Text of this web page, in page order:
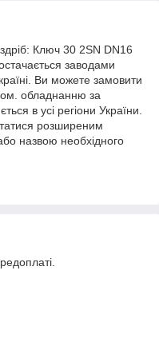
Ключ 30 2SN DN16
заводами
Ви можете замовити
обладнанню за
в усі регіони України.
розширеним
назвою необхідного